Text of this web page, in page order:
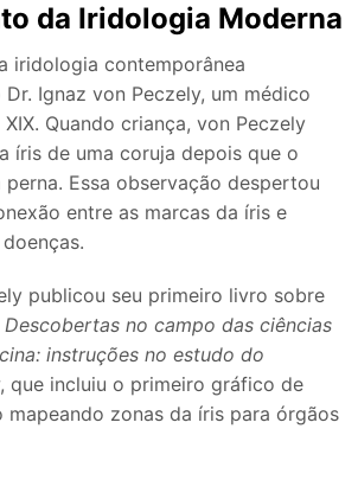
da Iridologia Moderna
iridologia contemporânea
Ignaz von Peczely, um médico
Quando criança, von Peczely
íris de uma coruja depois que o
Essa observação despertou
entre as marcas da íris e
publicou seu primeiro livro sobre
Descobertas no campo das ciências
instruções no estudo do
, que incluiu o primeiro gráfico de
zonas da íris para órgãos